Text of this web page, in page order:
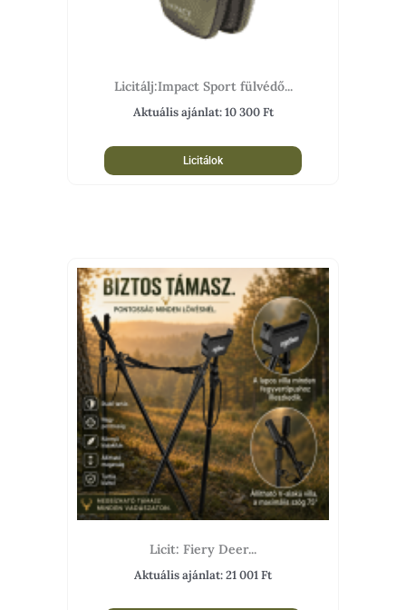
Licitálj:Impact Sport fülvédő...
Aktuális ajánlat:10 300Ft
Licitálok
Licit: Fiery Deer...
Aktuális ajánlat:21 001Ft